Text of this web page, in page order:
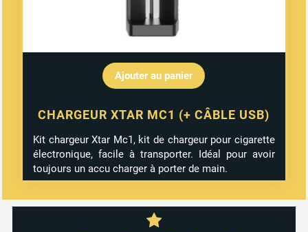
Ajouter au panier
CHARGEUR XTAR MC1 (+ CÂBLE USB)
Kit chargeur Xtar Mc1, kit de chargeur pour cigarette
électronique, facile à transporter. Idéal pour avoir
toujours un accu charger à porter de main.